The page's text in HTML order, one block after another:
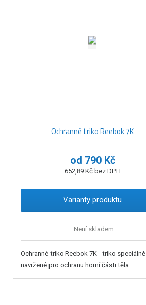
Ochranné triko Reebok 7K
od 790 Kč
652,89 Kč bez DPH
Varianty produktu
Není skladem
Ochranné triko Reebok 7K - triko speciálně
navržené pro ochranu horní části těla...